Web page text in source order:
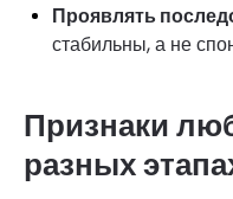
Проявлять
стабильны, а не
Признаки
разных